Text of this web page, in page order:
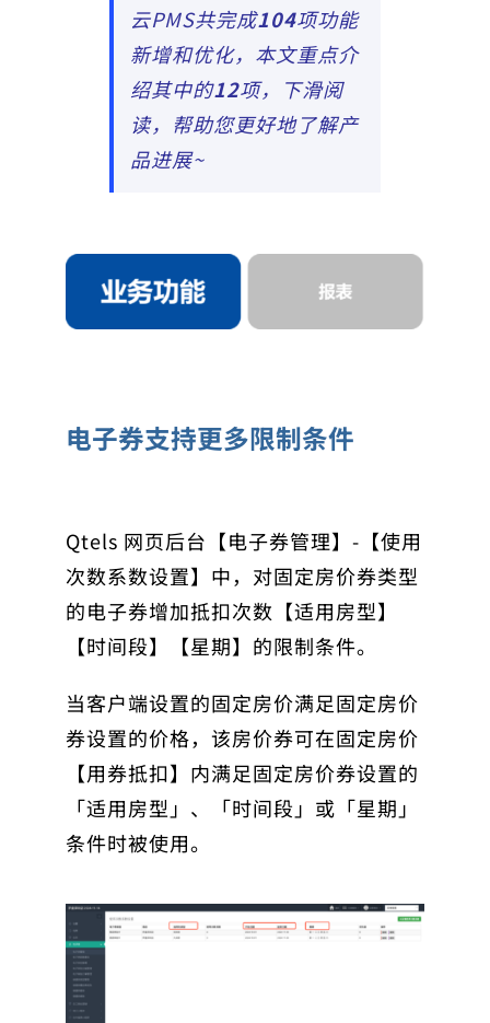
云PMS共完成104项功能
新增和优化，本文重点介
绍其中的12项，下滑阅
读，帮助您更好地了解产
品进展~
电子券支持更多限制条件
Qtels 网页后台【电子券管理】-【使用
次数系数设置】中，对固定房价券类型
的电子券增加抵扣次数【适用房型】
【时间段】【星期】的限制条件。
当客户端设置的固定房价满足固定房价
券设置的价格，该房价券可在固定房价
【用券抵扣】内满足固定房价券设置的
「适用房型」、「时间段」或「星期」
条件时被使用。